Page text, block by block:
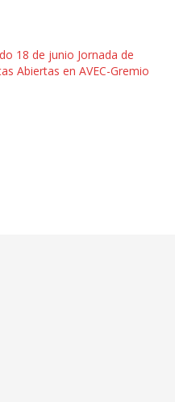
18 de junio Jornada de
Abiertas en AVEC-Gremio